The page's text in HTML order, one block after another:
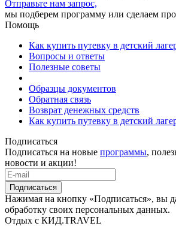
Отправьте нам запрос,
мы подберем программу или сделаем
Помощь
Как купить путевку в детский
Вопросы и ответы
Полезные советы
Образцы документов
Обратная связь
Возврат денежных средств
Как купить путевку в детский
Подписаться
Подписаться на новые программы,
новости и акции!
Подписаться
Нажимая на кнопку «Подписаться», вы
обработку своих персональных данных.
Отдых с КИД.TRAVEL